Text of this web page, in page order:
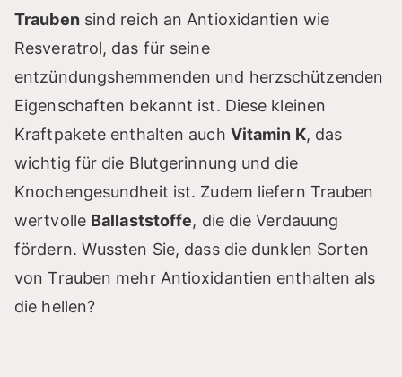
Traubensind reich an Antioxidantien wie
Resveratrol, das für seine
entzündungshemmenden und herzschützenden
Eigenschaften bekannt ist. Diese kleinen
Kraftpakete enthalten auch Vitamin K, das
wichtig für die Blutgerinnung und die
Knochengesundheit ist. Zudem liefern Trauben
wertvolle Ballaststoffe, die die Verdauung
fördern. Wussten Sie, dass die dunklen Sorten
von Trauben mehr Antioxidantien enthalten als
die hellen?